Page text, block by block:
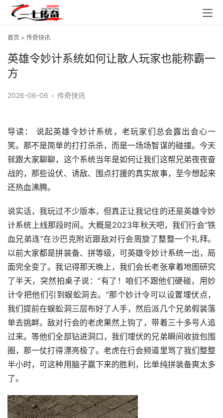
首页 > 传奇快讯
英雄令妙计系统如何让散人玩家也能称霸一
方
2026-06-06 • 传奇快讯
导读： 说起英雄令妙计系统，老玩家们总会露出会心一
笑。那不是简单的打打杀杀，而是一场场智谋的碰撞。今天
就跟大家聊聊，这个系统当年是如何让我们这帮兄弟夜夜奋
战的，那些设伏、诱敌、围点打援的真实故事，至今想起来
还热血沸腾。
说实话，我玩过不少版本，但真正让我记住的还是英雄令妙
计系统上线那段时间。大概是2023年秋天吧，我们行会“铁
血兄弟连”在沙巴克附近跟敌对行会周旋了整整一个礼拜。
以前大家都是拼装备、拼等级，可英雄令妙计系统一出，局
面完全变了。我记得那天晚上，我们会长老张拿着地图研究
了半天，突然拍桌子说：“有了！咱们不跟他们硬碰，用妙
计令把他们引到蜈蚣洞去。”那个妙计令可以设置埋伏点，
我们提前在蜈蚣洞三层布好了人手，然后派几个兄弟假装落
单去挑衅。敌对行会的老虎果然上钩了，带着三十多号人追
过来。等他们全部钻进洞口，我们埋伏的兄弟瞬间收拢包围
圈，那一仗打得漂亮极了。老虎在行会频道里骂了我们整整
半小时，可这种用脑子赢下来的胜利，比单纯拼装备爽太多
了。